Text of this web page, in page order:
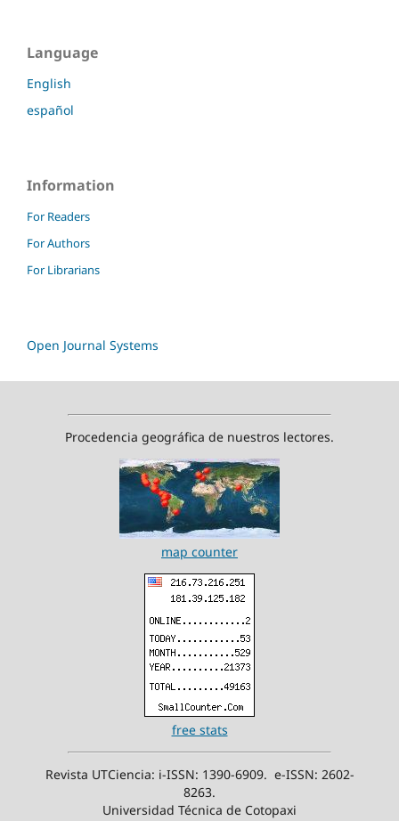
Language
English
español
Information
For Readers
For Authors
For Librarians
Open Journal Systems
Procedencia geográfica de nuestros lectores.
map counter
free stats
Revista UTCiencia: i-ISSN: 1390-6909. e-ISSN: 2602-
8263.
Universidad Técnica de Cotopaxi